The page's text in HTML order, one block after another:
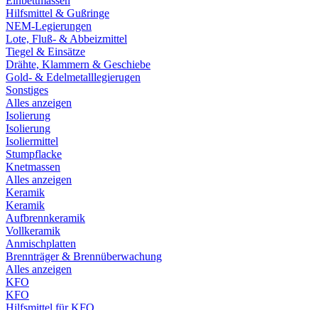
Hilfsmittel & Gußringe
NEM-Legierungen
Lote, Fluß- & Abbeizmittel
Tiegel & Einsätze
Drähte, Klammern & Geschiebe
Gold- & Edelmetalllegierugen
Sonstiges
Alles anzeigen
Isolierung
Isolierung
Isoliermittel
Stumpflacke
Knetmassen
Alles anzeigen
Keramik
Keramik
Aufbrennkeramik
Vollkeramik
Anmischplatten
Brennträger & Brennüberwachung
Alles anzeigen
KFO
KFO
Hilfsmittel für KFO